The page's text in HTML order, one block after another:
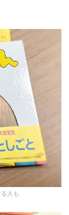
人も